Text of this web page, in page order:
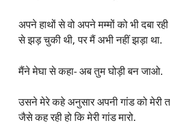
अपने हाथों से वो अपने मम्मों को भी दबा
से झड़ चुकी थी, पर मैं अभी नहीं झड़ा था.
मैंने मेघा से कहा- अब तुम घोड़ी बन जाओ.
उसने मेरे कहे अनुसार अपनी गांड को मेरी
जैसे कह रही हो कि मेरी गांड मारो.